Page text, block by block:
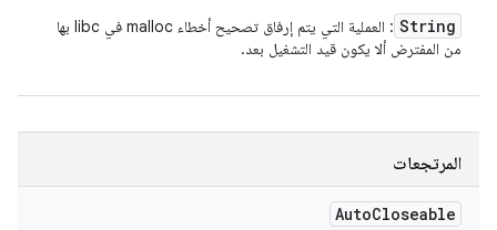
String
: العملية التي يتم إرفاق تصحيح أخطاء malloc في libc بها
من المفترض ألا يكون قيد التشغيل بعد.
المرتجعات
AutoCloseable